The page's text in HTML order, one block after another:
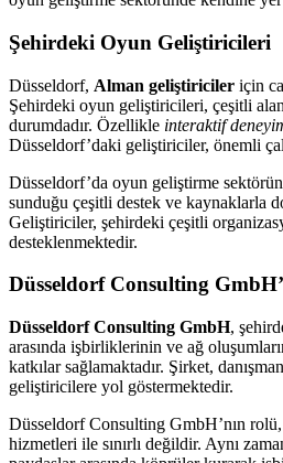
Şehirdeki Oyun Geliştiricileri
Düsseldorf, Alman geliştiriciler için
Şehirdeki oyun geliştiricileri, çeşitli
durumdadır. Özellikle interaktif
Düsseldorf’daki geliştiriciler, önemli
Düsseldorf’da oyun geliştirme
sunduğu çeşitli destek ve kaynaklarla
Geliştiriciler, şehirdeki çeşitli
desteklenmektedir.
Düsseldorf Consulting
Düsseldorf Consulting GmbH,
arasında işbirliklerinin ve ağ
katkılar sağlamaktadır. Şirket,
geliştiricilere yol göstermektedir.
Düsseldorf Consulting GmbH’nın rolü,
hizmetleri ile sınırlı değildir. Aynı